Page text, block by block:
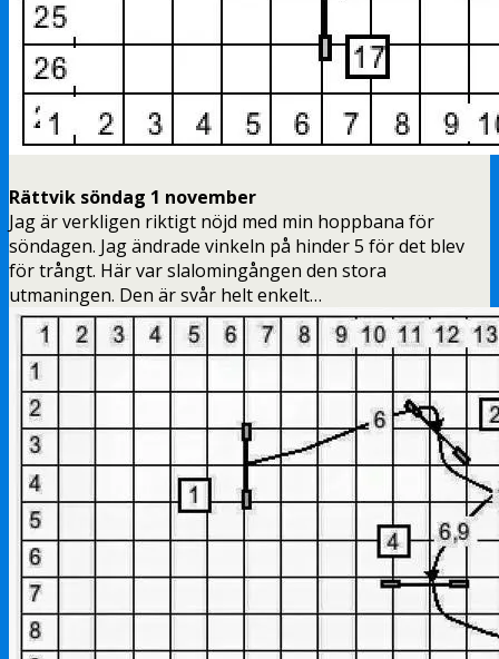
Rättvik söndag 1 november
Jag är verkligen riktigt nöjd med min hoppbana för
söndagen. Jag ändrade vinkeln på hinder 5 för det blev
för trångt. Här var slalomingången den stora
utmaningen. Den är svår helt enkelt…